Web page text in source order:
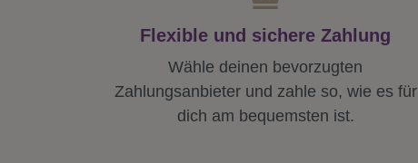
Flexible und sichere Zahlung
Wähle deinen bevorzugten
Zahlungsanbieter und zahle so, wie es für
dich am bequemsten ist.